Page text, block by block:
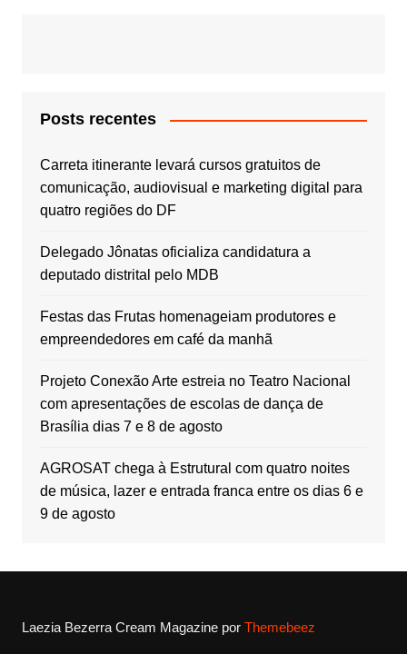
Posts recentes
Carreta itinerante levará cursos gratuitos de
comunicação, audiovisual e marketing digital para
quatro regiões do DF
Delegado Jônatas oficializa candidatura a
deputado distrital pelo MDB
Festas das Frutas homenageiam produtores e
empreendedores em café da manhã
Projeto Conexão Arte estreia no Teatro Nacional
com apresentações de escolas de dança de
Brasília dias 7 e 8 de agosto
AGROSAT chega à Estrutural com quatro noites
de música, lazer e entrada franca entre os dias 6 e
9 de agosto
Laezia BezerraCream Magazine por Themebeez